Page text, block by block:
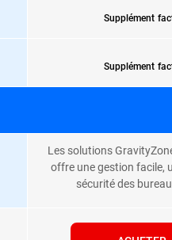
Supplément
Supplément
Les solutions
offre une gestion facile,
sécurité des